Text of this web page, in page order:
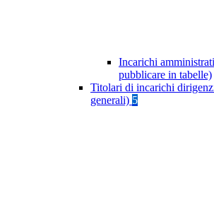
Incarichi
pubblicare in tabelle)
Titolari di incarichi
generali) 5